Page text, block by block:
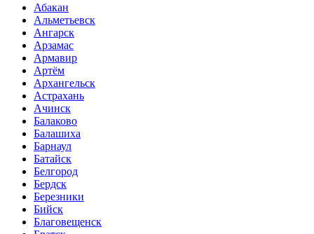
Абакан
Альметьевск
Ангарск
Арзамас
Армавир
Артём
Архангельск
Астрахань
Ачинск
Балаково
Балашиха
Барнаул
Батайск
Белгород
Бердск
Березники
Бийск
Благовещенск